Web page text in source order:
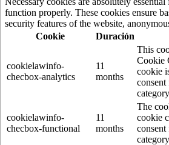
function properly. These cookies ensure
security features of the website,
Cookie
Duración
cookielawinfo-
checbox-analytics
11
months
This
Cookie
cookie
cookielawinfo-
checbox-functional
11
months
The
cookie